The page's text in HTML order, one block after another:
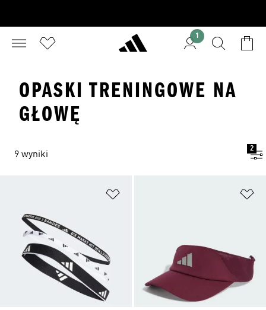
1
OPASKI TRENINGOWE NA
GŁOWĘ
9 wyniki
2